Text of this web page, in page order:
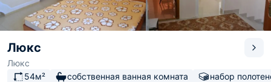
Люкс
Люкс
54м²
собственная ванная комната набор